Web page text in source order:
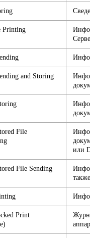
Printing
and Storing
File
или
File Sending
Print